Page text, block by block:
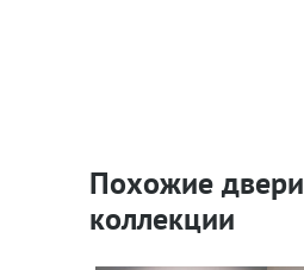
Похожие двери
коллекции